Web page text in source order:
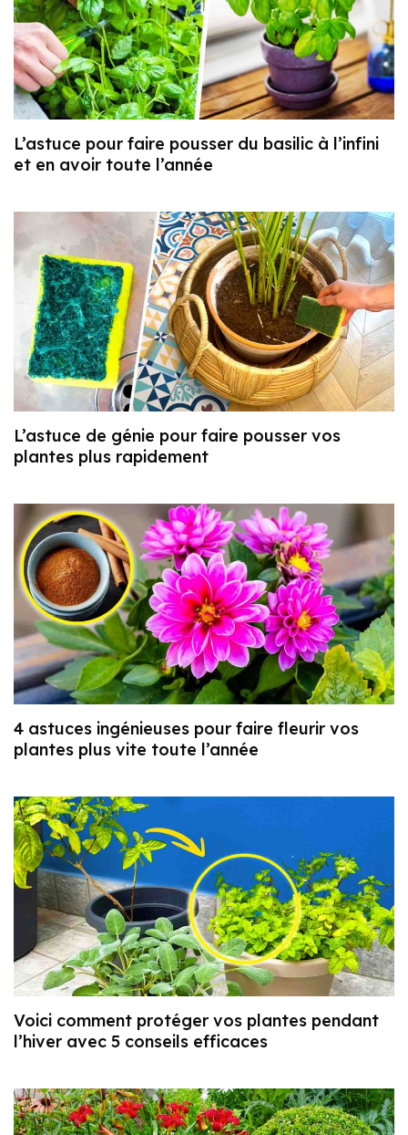
L’astuce pour faire pousser du basilic à l’infini
et en avoir toute l’année
L’astuce de génie pour faire pousser vos
plantes plus rapidement
4 astuces ingénieuses pour faire fleurir vos
plantes plus vite toute l’année
Voici comment protéger vos plantes pendant
l’hiver avec 5 conseils efficaces